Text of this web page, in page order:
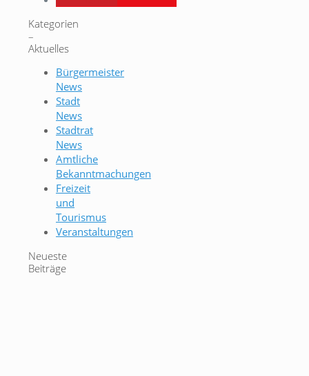
Kategorien
–
Aktuelles
Bürgermeister
News
Stadt
News
Stadtrat
News
Amtliche
Bekanntmachungen
Freizeit
und
Tourismus
Veranstaltungen
Neueste
Beiträge